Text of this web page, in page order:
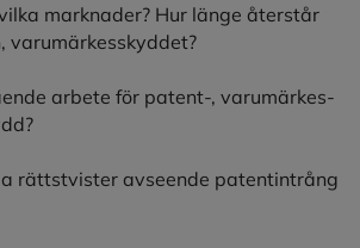
marknader? Hur länge återstår
varumärkesskyddet?
arbete för patent-, varumärkes-
rättstvister avseende patentintrång